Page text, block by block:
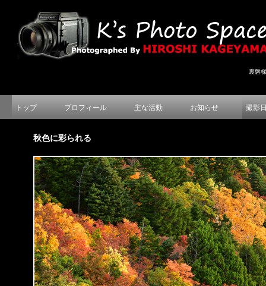
裏磐
トップ プロフィール 主な活動 お知らせ 撮影
秋色に彩られる